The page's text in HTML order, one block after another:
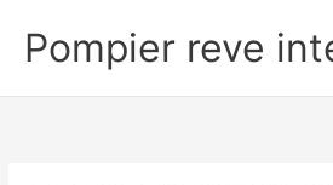
contenu
Pompier reve